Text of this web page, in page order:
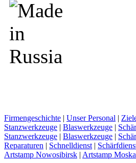
Firmengeschichte | Unser Personal |
Stanzwerkzeuge | Blaswerkzeuge |
Stanzwerkzeuge | Blaswerkzeuge |
Reparaturen | Schnelldienst |
Artstamp Nowosibirsk | Artstamp